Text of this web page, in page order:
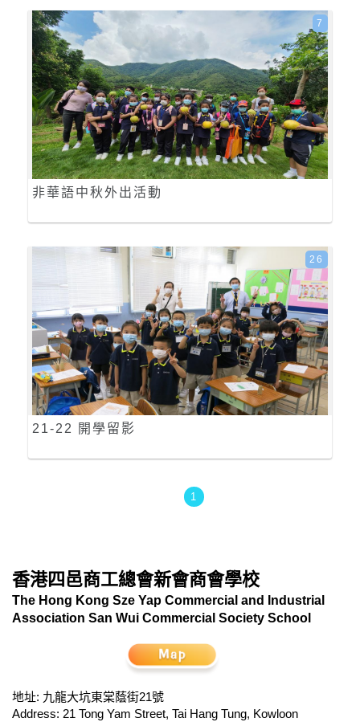
非華語中秋外出活動
7
21-22 開學留影
26
1
香港四邑商工總會新會商會學校
The Hong Kong Sze Yap Commercial and Industrial
Association San Wui Commercial Society School
地址: 九龍大坑東棠蔭街21號
Address: 21 Tong Yam Street, Tai Hang Tung, Kowloon